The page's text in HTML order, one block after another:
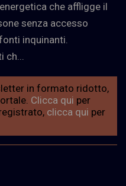
che affligge il
senza accesso
inquinanti.
ch...
in formato ridotto,
Clicca qui per
clicca qui per